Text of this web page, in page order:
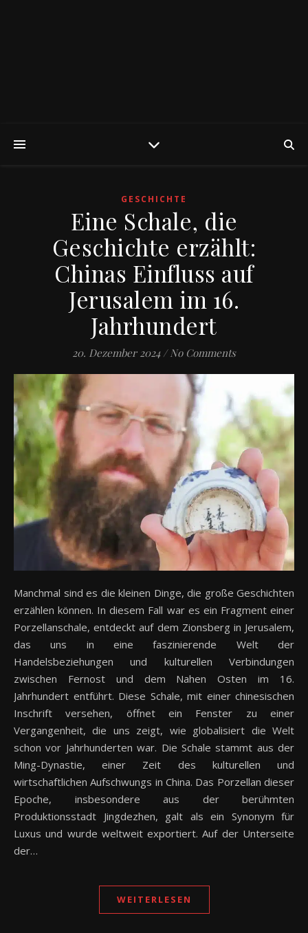
GESCHICHTE
Eine Schale, die
Geschichte erzählt:
Chinas Einfluss auf
Jerusalem im 16.
Jahrhundert
20. Dezember 2024 / No Comments
Manchmal sind es die kleinen Dinge, die große Geschichten
erzählen können. In diesem Fall war es ein Fragment einer
Porzellanschale, entdeckt auf dem Zionsberg in Jerusalem,
das uns in eine faszinierende Welt der
Handelsbeziehungen und kulturellen Verbindungen
zwischen Fernost und dem Nahen Osten im 16.
Jahrhundert entführt. Diese Schale, mit einer chinesischen
Inschrift versehen, öffnet ein Fenster zu einer
Vergangenheit, die uns zeigt, wie globalisiert die Welt
schon vor Jahrhunderten war. Die Schale stammt aus der
Ming-Dynastie, einer Zeit des kulturellen und
wirtschaftlichen Aufschwungs in China. Das Porzellan dieser
Epoche, insbesondere aus der berühmten
Produktionsstadt Jingdezhen, galt als ein Synonym für
Luxus und wurde weltweit exportiert. Auf der Unterseite
der…
WEITERLESEN